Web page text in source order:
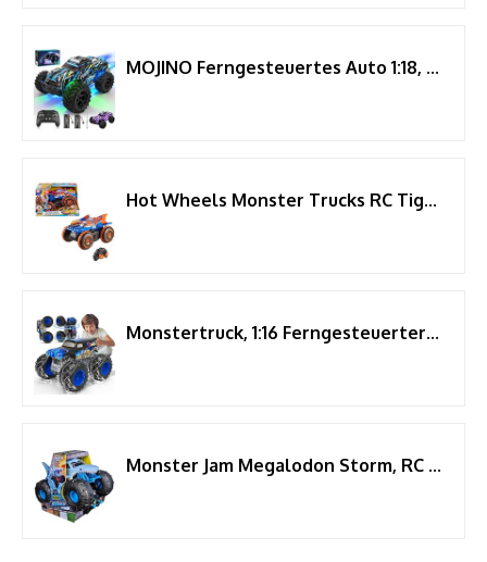
MOJINO Ferngesteuertes Auto 1:18, 22KM/H RC Monstertruck Spielzeug
Hot Wheels Monster Trucks RC Tiger Shark Climber
Monstertruck, 1:16 Ferngesteuerter Monstertruck Ferngesteuert mit Licht
Monster Jam Megalodon Storm, RC Truck, Amphibienfahrzeug in Hai-Optik für Land und Wasser, Maßstab 1:15 - kinderleichte Bedienung, ab 4 Jahren